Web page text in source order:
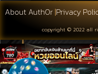
About Auth0r |Privacy
copyright © 2022 all